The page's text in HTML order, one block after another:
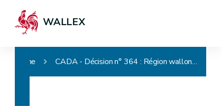
WALLEX
Home CADA - Décision n° 364 : Région wallonne – Permis d'urbanisme – Certificat PEB – Informations environnementales (oui) – Incompétence